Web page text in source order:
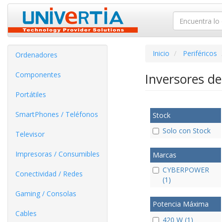
Ordenadores
Componentes
Portátiles
SmartPhones / Teléfonos
Televisor
Impresoras / Consumibles
Conectividad / Redes
Gaming / Consolas
Cables
Inicio Periféricos
Inversores
Stock
Solo con Stock
Marcas
CYBERPOWER
(1)
Potencia Máxima
420 W (1)